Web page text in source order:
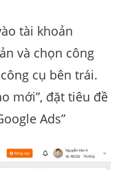
tài khoản
và chọn công
cụ bên trái.
mới”, đặt tiêu đề
Ads”